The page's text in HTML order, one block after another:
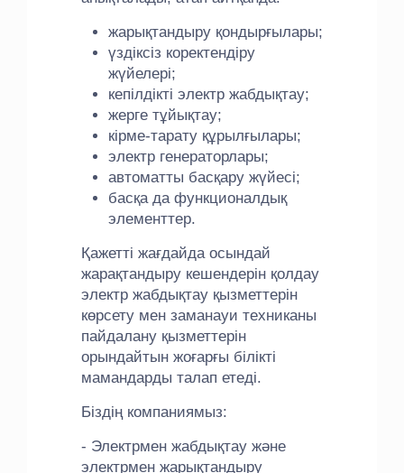
жарықтандыру қондырғылары;
үздіксіз коректендіру
жүйелері;
кепілдікті электр жабдықтау;
жерге тұйықтау;
кірме-тарату құрылғылары;
электр генераторлары;
автоматты басқару жүйесі;
басқа да функционалдық
элементтер.
Қажетті жағдайда осындай
жарақтандыру кешендерін қолдау
электр жабдықтау қызметтерін
көрсету мен заманауи техниканы
пайдалану қызметтерін
орындайтын жоғарғы білікті
мамандарды талап етеді.
Біздің компаниямыз:
- Электрмен жабдықтау және
электрмен жарықтандыру